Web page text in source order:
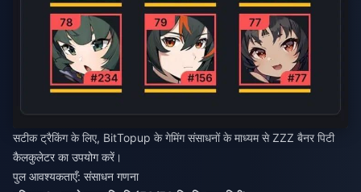
सटीक ट्रैकिंग के लिए, BitTopup के गेमिंग संसाधनों के माध्यम सेZZZ बैनर पिटी
कैलकुलेटरका उपयोग करें।
पुल आवश्यकताएँ: संसाधन गणना